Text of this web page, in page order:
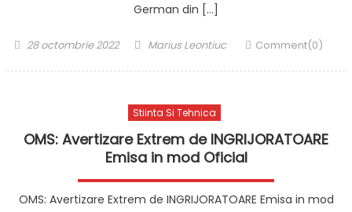
German din […]
Posted
28 octombrie 2022 Author
Marius Leontiuc Comment(0)
Stiinta Si Tehnica
OMS: Avertizare Extrem de INGRIJORATOARE
Emisa in mod Oficial
OMS: Avertizare Extrem de INGRIJORATOARE Emisa in mod